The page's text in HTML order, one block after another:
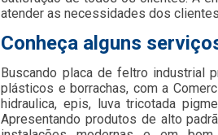
atender as necessidades dos
Conheça alguns
Buscando placa de feltro industrial
plásticos e borrachas, com a
hidraulica, epis, luva tricotada
Apresentando produtos de alto